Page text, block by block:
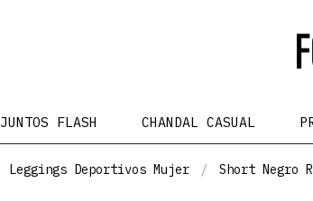
FLASH CHANDAL CASUAL
Leggings Deportivos Mujer Short Negro